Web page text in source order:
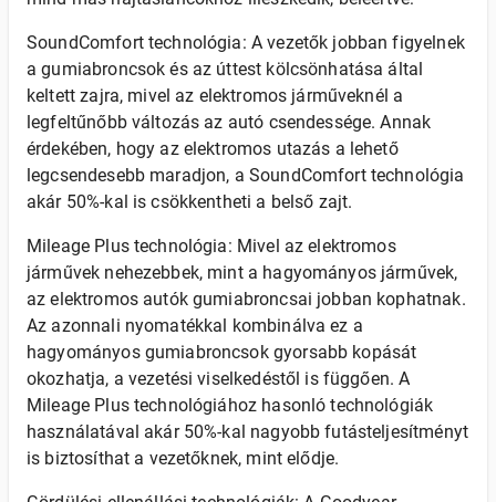
SoundComfort technológia: A vezetők jobban figyelnek
a gumiabroncsok és az úttest kölcsönhatása által
keltett zajra, mivel az elektromos járműveknél a
legfeltűnőbb változás az autó csendessége. Annak
érdekében, hogy az elektromos utazás a lehető
legcsendesebb maradjon, a SoundComfort technológia
akár 50%-kal is csökkentheti a belső zajt.
Mileage Plus technológia: Mivel az elektromos
járművek nehezebbek, mint a hagyományos járművek,
az elektromos autók gumiabroncsai jobban kophatnak.
Az azonnali nyomatékkal kombinálva ez a
hagyományos gumiabroncsok gyorsabb kopását
okozhatja, a vezetési viselkedéstől is függően. A
Mileage Plus technológiához hasonló technológiák
használatával akár 50%-kal nagyobb futásteljesítményt
is biztosíthat a vezetőknek, mint elődje.